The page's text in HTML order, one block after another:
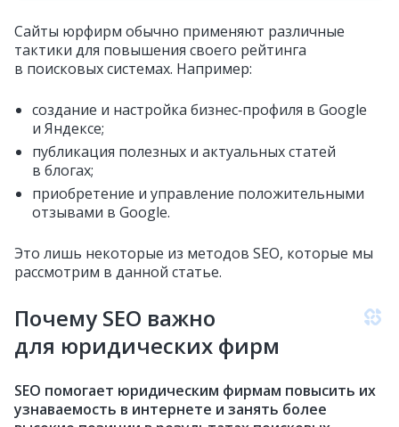
Сайты юрфирм обычно применяют различные
тактики для повышения своего рейтинга
в поисковых системах. Например:
создание и настройка бизнес‑профиля в Google
и Яндексе;
публикация полезных и актуальных статей
в блогах;
приобретение и управление положительными
отзывами в Google.
Это лишь некоторые из методов SEO, которые мы
рассмотрим в данной статье.
Почему SEO важно
для юридических фирм
SEO помогает юридическим фирмам повысить их
узнаваемость в интернете и занять более